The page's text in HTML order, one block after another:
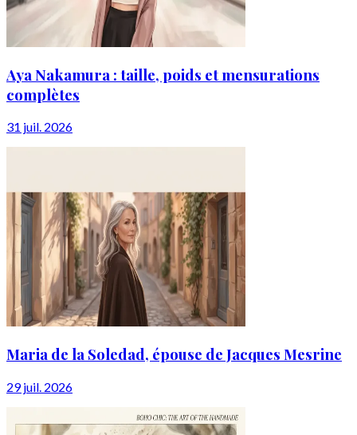
Aya Nakamura : taille, poids et mensurations
complètes
31 juil. 2026
Maria de la Soledad, épouse de Jacques Mesrine
29 juil. 2026